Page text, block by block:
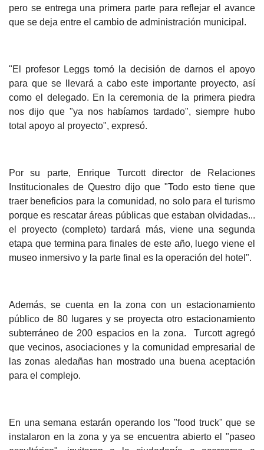
pero se entrega una primera parte para reflejar el avance
que se deja entre el cambio de administración municipal.
"El profesor Leggs tomó la decisión de darnos el apoyo
para que se llevará a cabo este importante proyecto, así
como el delegado. En la ceremonia de la primera piedra
nos dijo que "ya nos habíamos tardado", siempre hubo
total apoyo al proyecto", expresó.
Por su parte, Enrique Turcott director de Relaciones
Institucionales de Questro dijo que "Todo esto tiene que
traer beneficios para la comunidad, no solo para el turismo
porque es rescatar áreas públicas que estaban olvidadas...
el proyecto (completo) tardará más, viene una segunda
etapa que termina para finales de este año, luego viene el
museo inmersivo y la parte final es la operación del hotel".
Además, se cuenta en la zona con un estacionamiento
público de 80 lugares y se proyecta otro estacionamiento
subterráneo de 200 espacios en la zona. Turcott agregó
que vecinos, asociaciones y la comunidad empresarial de
las zonas aledañas han mostrado una buena aceptación
para el complejo.
En una semana estarán operando los "food truck" que se
instalaron en la zona y ya se encuentra abierto el "paseo